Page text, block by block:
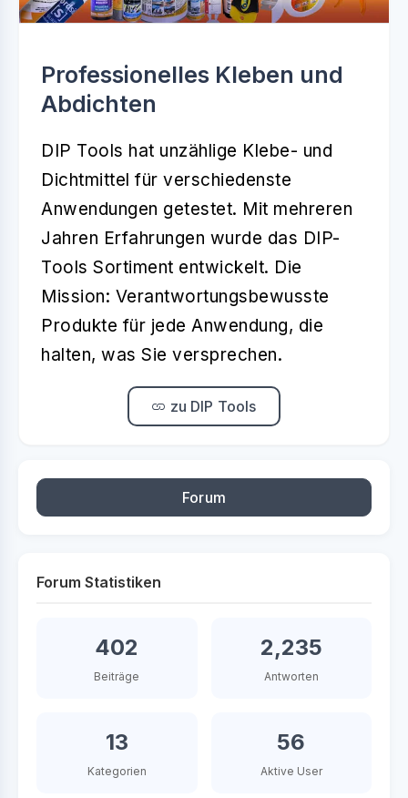
Professionelles Kleben und
Abdichten
DIP Tools hat unzählige Klebe- und
Dichtmittel für verschiedenste
Anwendungen getestet. Mit mehreren
Jahren Erfahrungen wurde das DIP-
Tools Sortiment entwickelt. Die
Mission: Verantwortungsbewusste
Produkte für jede Anwendung, die
halten, was Sie versprechen.
zu DIP Tools
Forum
Forum Statistiken
402
Beiträge
2,235
Antworten
13
Kategorien
56
Aktive User